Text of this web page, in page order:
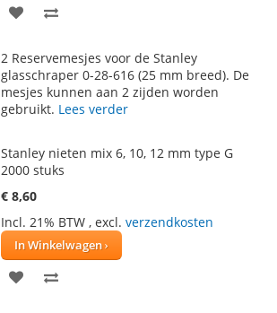
VOEG
AAN
VERLANGLIJST
TE
VERGELIJKEN
2 Reservemesjes voor de Stanley
glasschraper 0-28-616 (25 mm breed). De
mesjes kunnen aan 2 zijden worden
gebruikt. Lees verder
Stanley nieten mix 6, 10, 12 mm type G
2000 stuks
€ 8,60
Incl. 21% BTW , excl. verzendkosten
In Winkelwagen
VOEG